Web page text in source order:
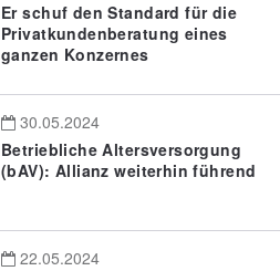
Er schuf den Standard für die
Privatkundenberatung eines
ganzen Konzernes
30.05.2024
Betriebliche Altersversorgung
(bAV): Allianz weiterhin führend
22.05.2024